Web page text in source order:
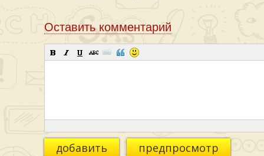
Оставить комментарий
добавить предпросмотр